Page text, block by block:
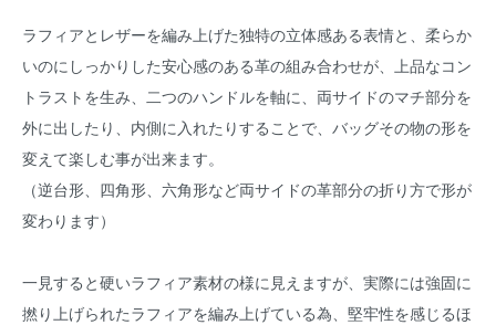
ラフィアとレザーを編み上げた独特の立体感ある表情と、柔らか
いのにしっかりした安心感のある革の組み合わせが、上品なコン
トラストを生み、二つのハンドルを軸に、両サイドのマチ部分を
外に出したり、内側に入れたりすることで、バッグその物の形を
変えて楽しむ事が出来ます。
（逆台形、四角形、六角形など両サイドの革部分の折り方で形が
変わります）
一見すると硬いラフィア素材の様に見えますが、実際には強固に
撚り上げられたラフィアを編み上げている為、堅牢性を感じるほ